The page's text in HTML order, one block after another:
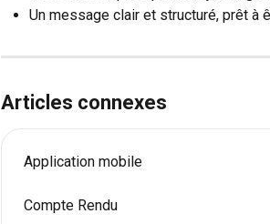
Un message clair et structuré, prêt à
Articles connexes
Application mobile
Compte Rendu